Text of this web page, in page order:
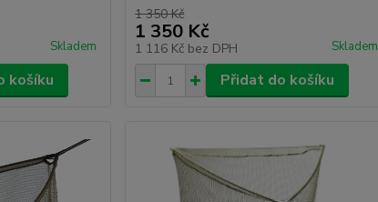
Skladem
košíku
1 350 Kč
1 350 Kč
1 116 Kč bez DPH Skladem
Přidat do košíku